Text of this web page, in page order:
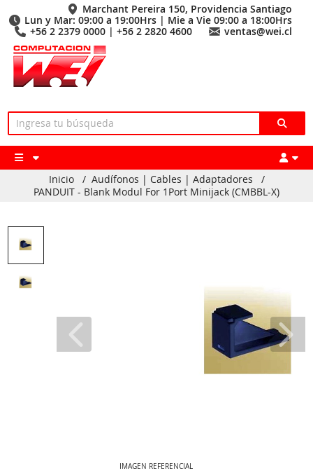
Marchant Pereira 150, Providencia Santiago
Lun y Mar: 09:00 a 19:00Hrs | Mie a Vie 09:00 a 18:00Hrs
+56 2 2379 0000 | +56 2 2820 4600
ventas@wei.cl
Inicio / Audífonos | Cables | Adaptadores
/
PANDUIT - Blank Modul For 1Port Minijack (CMBBL-X)
IMAGEN REFERENCIAL